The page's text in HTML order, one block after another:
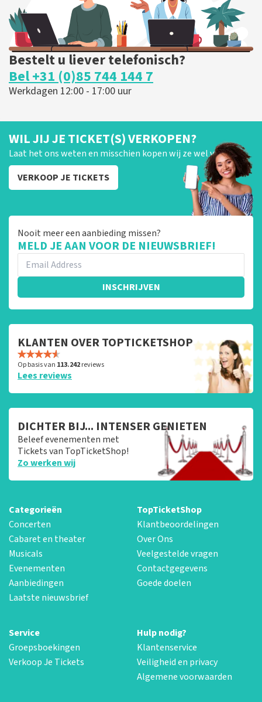
Bestelt u liever telefonisch?
Bel +31 (0)85 744 144 7
Werkdagen 12:00 - 17:00 uur
WIL JIJ JE TICKET(S) VERKOPEN?
Laat het ons weten en misschien kopen wij ze wel van je!
VERKOOP JE TICKETS
Nooit meer een aanbieding missen?
MELD JE AAN VOOR DE NIEUWSBRIEF!
INSCHRIJVEN
KLANTEN OVER TOPTICKETSHOP
Op basis van 113.242reviews
Lees reviews
DICHTER BIJ... INTENSER GENIETEN
Beleef evenementen met
Tickets van TopTicketShop!
Zo werken wij
Categorieën
Concerten
Cabaret en theater
Musicals
Evenementen
Aanbiedingen
Laatste nieuwsbrief
TopTicketShop
Klantbeoordelingen
Over Ons
Veelgestelde vragen
Contactgegevens
Goede doelen
Service
Groepsboekingen
Verkoop Je Tickets
Hulp nodig?
Klantenservice
Veiligheid en privacy
Algemene voorwaarden